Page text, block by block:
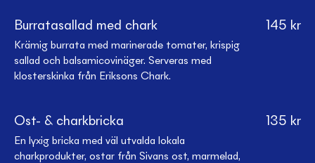
Burratasallad med chark 145 kr
Krämig burrata med marinerade tomater, krispig
sallad och balsamicovinäger. Serveras med
klosterskinka från Eriksons Chark.
Ost- & charkbricka 135 kr
En lyxig bricka med väl utvalda lokala
charkprodukter, ostar från Sivans ost, marmelad,